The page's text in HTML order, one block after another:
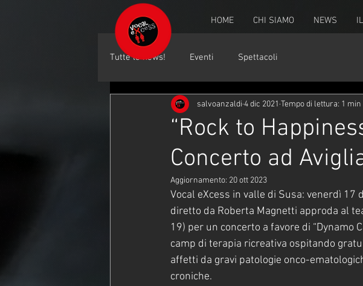
HOME CHI SIAMO NEWS
Tutte le news! Eventi Spettacoli
“Rock to
Concerto ad
salvoanzaldi 4 dic 2021 Tempo di lettura: 1 min
Aggiornamento: 20 ott 2023
Vocal eXcess in valle di Susa: venerdì
diretto da Roberta Magnetti approda al
19) per un concerto a favore di “Dynamo
camp di terapia ricreativa ospitando
affetti da gravi patologie onco-
croniche.